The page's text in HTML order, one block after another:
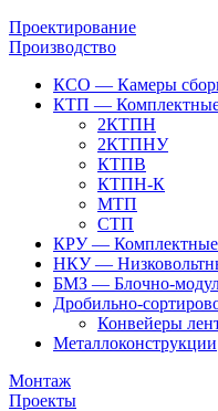
Проектирование
Производство
КСО — Камеры
КТП — Комплектные
2КТПН
2КТПНУ
КТПВ
КТПН-К
МТП
СТП
КРУ — Комплектные
НКУ —
БМЗ — Блочно-
Дробильно-
Конвейеры
Металлоконструкции
Монтаж
Проекты